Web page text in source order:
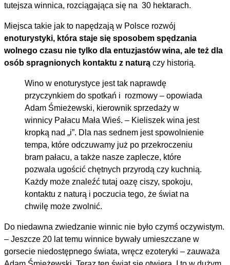
tutejsza winnica, rozciągająca się na 30 hektarach.
Miejsca takie jak to napędzają w Polsce rozwój
enoturystyki, która staje się sposobem spędzania
wolnego czasu nie tylko dla entuzjastów wina, ale też dla
osób spragnionych kontaktu z naturą czy historią.
Wino w enoturystyce jest tak naprawdę
przyczynkiem do spotkań i rozmowy – opowiada
Adam Śmieżewski, kierownik sprzedaży w
winnicy Pałacu Mała Wieś. – Kieliszek wina jest
kropką nad „i”. Dla nas sednem jest spowolnienie
tempa, które odczuwamy już po przekroczeniu
bram pałacu, a także nasze zaplecze, które
pozwala ugościć chętnych przyrodą czy kuchnią.
Każdy może znaleźć tutaj oazę ciszy, spokoju,
kontaktu z naturą i poczucia tego, że świat na
chwilę może zwolnić.
Do niedawna zwiedzanie winnic nie było czymś oczywistym.
– Jeszcze 20 lat temu winnice bywały umieszczane w
gorsecie niedostępnego świata, wręcz ezoteryki – zauważa